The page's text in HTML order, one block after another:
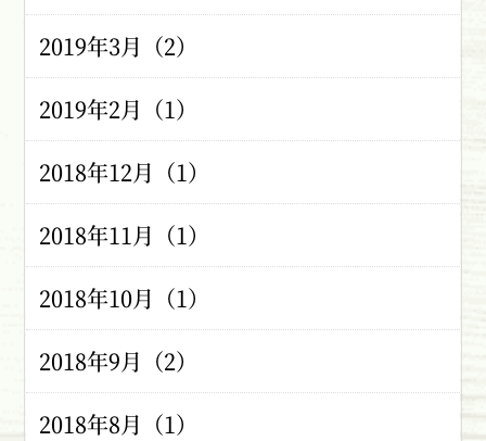
2019年3月（2）
2019年2月（1）
2018年12月（1）
2018年11月（1）
2018年10月（1）
2018年9月（2）
2018年8月（1）